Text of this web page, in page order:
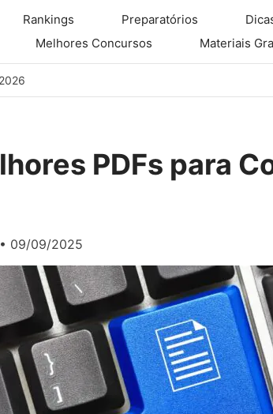
Rankings Preparatórios
Melhores Concursos Materiais
PDFs para
• 09/09/2025